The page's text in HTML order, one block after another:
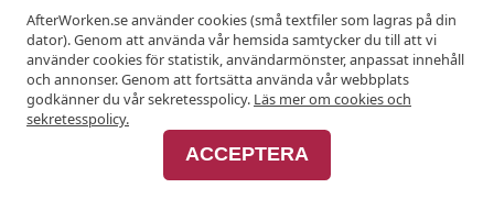
05 september 2026 kl 14:30
Baroloprovning på Kungsholmens
matstudio
690Kr
05 september 2026 kl 14:30
AfterWorken.se använder cookies (små textfiler som lagras på din
dator). Genom att använda vår hemsida samtycker du till att vi
använder cookies för statistik, användarmönster, anpassat innehåll
och annonser. Genom att fortsätta använda vår webbplats
godkänner du vår sekretesspolicy. Läs mer om cookies och
sekretesspolicy.
ACCEPTERA